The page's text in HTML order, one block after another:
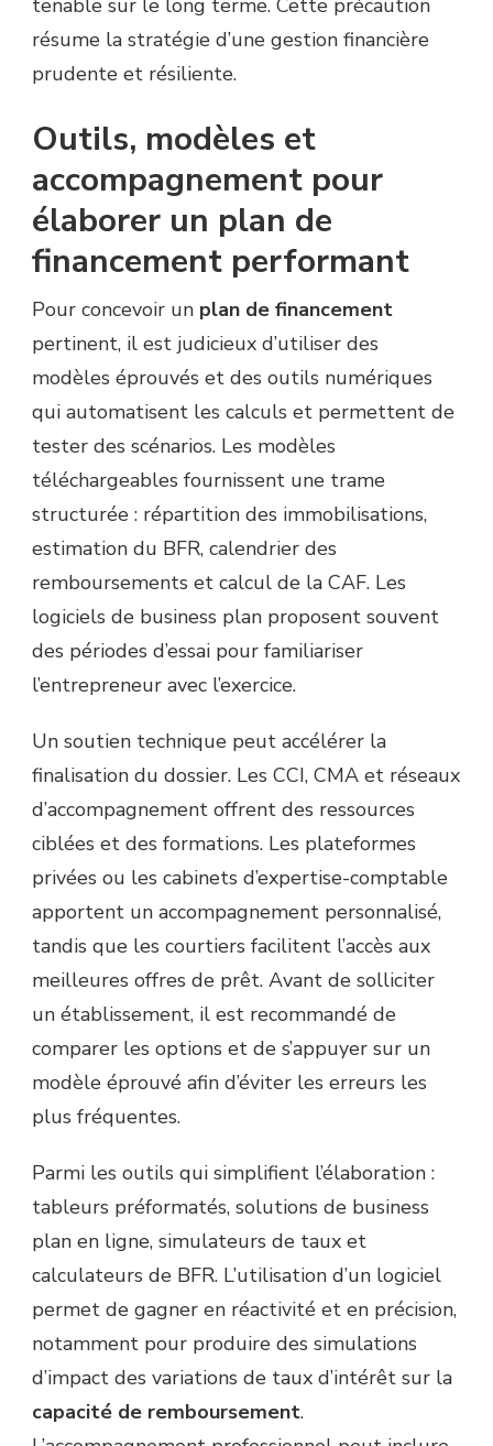
tenable sur le long terme. Cette précaution
résume la stratégie d’une gestion financière
prudente et résiliente.
Outils, modèles et
accompagnement pour
élaborer un plan de
financement performant
Pour concevoir un plan de financement
pertinent, il est judicieux d’utiliser des
modèles éprouvés et des outils numériques
qui automatisent les calculs et permettent de
tester des scénarios. Les modèles
téléchargeables fournissent une trame
structurée : répartition des immobilisations,
estimation du BFR, calendrier des
remboursements et calcul de la CAF. Les
logiciels de business plan proposent souvent
des périodes d’essai pour familiariser
l’entrepreneur avec l’exercice.
Un soutien technique peut accélérer la
finalisation du dossier. Les CCI, CMA et réseaux
d’accompagnement offrent des ressources
ciblées et des formations. Les plateformes
privées ou les cabinets d’expertise-comptable
apportent un accompagnement personnalisé,
tandis que les courtiers facilitent l’accès aux
meilleures offres de prêt. Avant de solliciter
un établissement, il est recommandé de
comparer les options et de s’appuyer sur un
modèle éprouvé afin d’éviter les erreurs les
plus fréquentes.
Parmi les outils qui simplifient l’élaboration :
tableurs préformatés, solutions de business
plan en ligne, simulateurs de taux et
calculateurs de BFR. L’utilisation d’un logiciel
permet de gagner en réactivité et en précision,
notamment pour produire des simulations
d’impact des variations de taux d’intérêt sur la
capacité de remboursement.